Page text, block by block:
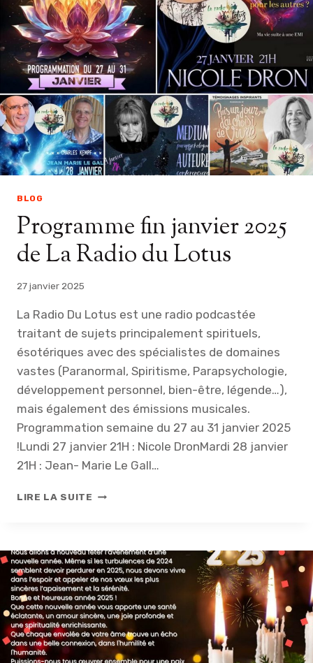
I
O
N
D
E
L
A
C
O
N
F
É
C
D
F
É
V
I
E
R
2
2
5
BLOG
Programme fin janvier 2025
de La Radio du Lotus
27 janvier 2025
La Radio Du Lotus est une radio podcastée
traitant de sujets principalement spirituels,
ésotériques avec des spécialistes de domaines
vastes (Paranormal, Spiritisme, Parapsychologie,
développement personnel, bien-être, légende…),
mais également des émissions musicales.
Programmation semaine du 27 au 31 janvier 2025
!Lundi 27 janvier 21H : Nicole DronMardi 28 janvier
21H : Jean- Marie Le Gall…
LIRE LA SUITE P
R
A
M
M
E
F
I